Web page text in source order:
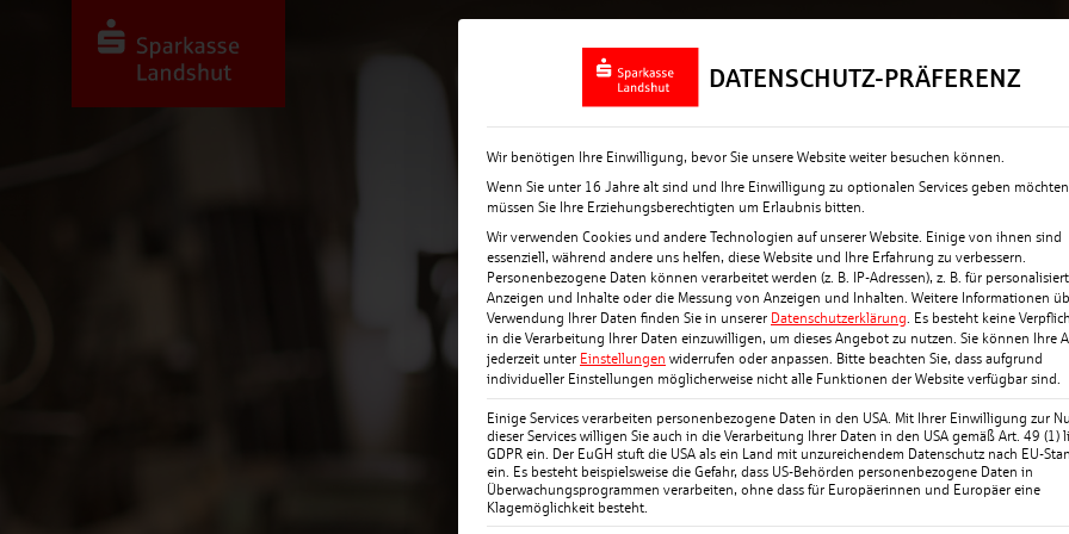
DATENSCHUTZ-PRÄFERENZ
Wir benötigen Ihre Einwilligung, bevor Sie unsere Website weiter besuchen können.
Wenn Sie unter 16 Jahre alt sind und Ihre Einwilligung zu optionalen Services geben
müssen Sie Ihre Erziehungsberechtigten um Erlaubnis bitten.
Wir verwenden Cookies und andere Technologien auf unserer Website. Einige von ihnen sind
essenziell, während andere uns helfen, diese Website und Ihre Erfahrung zu verbessern.
Personenbezogene Daten können verarbeitet werden (z. B. IP-Adressen), z. B. für
Anzeigen und Inhalte oder die Messung von Anzeigen und Inhalten. Weitere Informationen
Verwendung Ihrer Daten finden Sie in unserer Datenschutzerklärung. Es besteht keine
in die Verarbeitung Ihrer Daten einzuwilligen, um dieses Angebot zu nutzen. Sie können Ihre
jederzeit unter Einstellungen widerrufen oder anpassen. Bitte beachten Sie, dass aufgrund
individueller Einstellungen möglicherweise nicht alle Funktionen der Website verfügbar sind.
Einige Services verarbeiten personenbezogene Daten in den USA. Mit Ihrer Einwilligung zur
dieser Services willigen Sie auch in die Verarbeitung Ihrer Daten in den USA gemäß Art. 49 (1)
GDPR ein. Der EuGH stuft die USA als ein Land mit unzureichendem Datenschutz nach EU-
ein. Es besteht beispielsweise die Gefahr, dass US-Behörden personenbezogene Daten in
Überwachungsprogrammen verarbeiten, ohne dass für Europäerinnen und Europäer eine
Klagemöglichkeit besteht.